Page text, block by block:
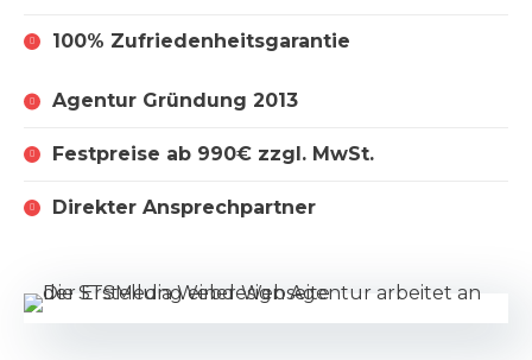
100% Zufriedenheitsgarantie
Agentur Gründung 2013
Festpreise ab 990€ zzgl. MwSt.
Direkter Ansprechpartner